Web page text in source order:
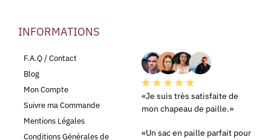
INFORMATIONS
F.A.Q / Contact
Blog
Mon Compte
Suivre ma Commande
Mentions Légales
Conditions Générales de
«Je suis très satisfaite de
mon chapeau de paille.»
«Un sac en paille parfait pour